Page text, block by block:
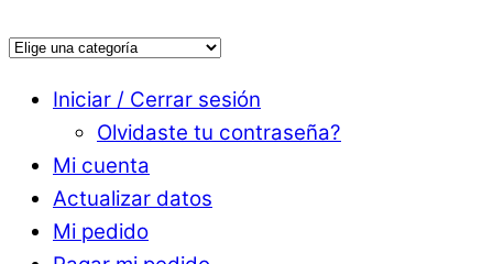
Iniciar / Cerrar sesión
Olvidaste tu contraseña?
Mi cuenta
Actualizar datos
Mi pedido